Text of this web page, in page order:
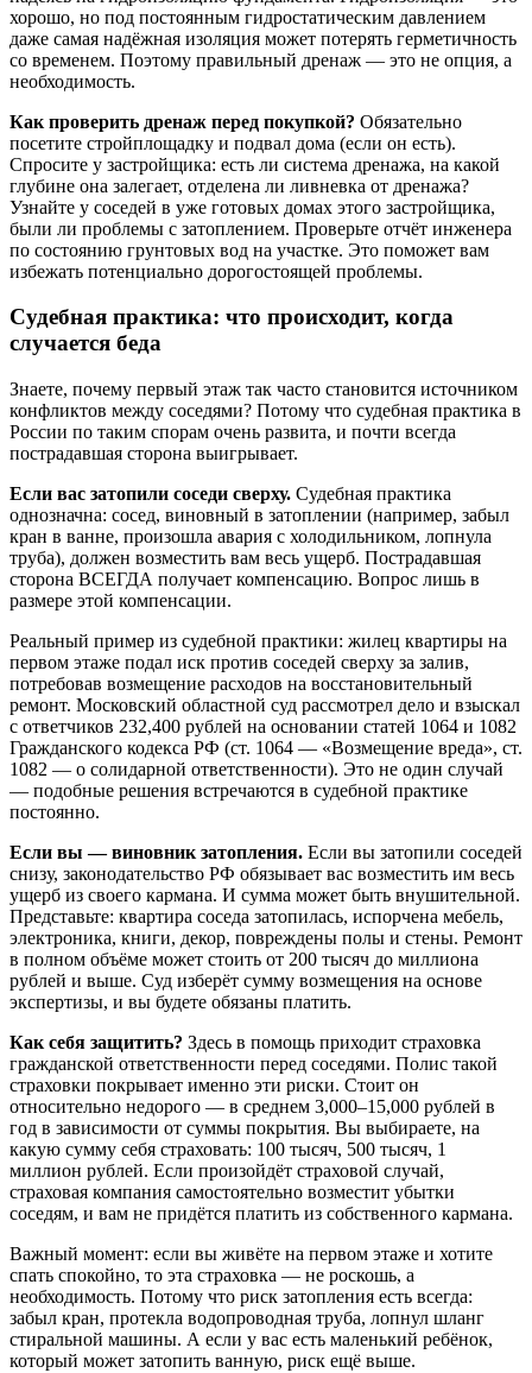
хорошо, но под постоянным гидростатическим давлением
даже самая надёжная изоляция может потерять герметичность
со временем. Поэтому правильный дренаж — это не опция, а
необходимость.
Как проверить дренаж перед покупкой? Обязательно
посетите стройплощадку и подвал дома (если он есть).
Спросите у застройщика: есть ли система дренажа, на какой
глубине она залегает, отделена ли ливневка от дренажа?
Узнайте у соседей в уже готовых домах этого застройщика,
были ли проблемы с затоплением. Проверьте отчёт инженера
по состоянию грунтовых вод на участке. Это поможет вам
избежать потенциально дорогостоящей проблемы.
Судебная практика: что происходит, когда
случается беда
Знаете, почему первый этаж так часто становится источником
конфликтов между соседями? Потому что судебная практика в
России по таким спорам очень развита, и почти всегда
пострадавшая сторона выигрывает.
Если вас затопили соседи сверху. Судебная практика
однозначна: сосед, виновный в затоплении (например, забыл
кран в ванне, произошла авария с холодильником, лопнула
труба), должен возместить вам весь ущерб. Пострадавшая
сторона ВСЕГДА получает компенсацию. Вопрос лишь в
размере этой компенсации.
Реальный пример из судебной практики: жилец квартиры на
первом этаже подал иск против соседей сверху за залив,
потребовав возмещение расходов на восстановительный
ремонт. Московский областной суд рассмотрел дело и взыскал
с ответчиков 232,400 рублей на основании статей 1064 и 1082
Гражданского кодекса РФ (ст. 1064 — «Возмещение вреда», ст.
1082 — о солидарной ответственности). Это не один случай
— подобные решения встречаются в судебной практике
постоянно.
Если вы — виновник затопления. Если вы затопили соседей
снизу, законодательство РФ обязывает вас возместить им весь
ущерб из своего кармана. И сумма может быть внушительной.
Представьте: квартира соседа затопилась, испорчена мебель,
электроника, книги, декор, повреждены полы и стены. Ремонт
в полном объёме может стоить от 200 тысяч до миллиона
рублей и выше. Суд изберёт сумму возмещения на основе
экспертизы, и вы будете обязаны платить.
Как себя защитить? Здесь в помощь приходит страховка
гражданской ответственности перед соседями. Полис такой
страховки покрывает именно эти риски. Стоит он
относительно недорого — в среднем 3,000–15,000 рублей в
год в зависимости от суммы покрытия. Вы выбираете, на
какую сумму себя страховать: 100 тысяч, 500 тысяч, 1
миллион рублей. Если произойдёт страховой случай,
страховая компания самостоятельно возместит убытки
соседям, и вам не придётся платить из собственного кармана.
Важный момент: если вы живёте на первом этаже и хотите
спать спокойно, то эта страховка — не роскошь, а
необходимость. Потому что риск затопления есть всегда:
забыл кран, протекла водопроводная труба, лопнул шланг
стиральной машины. А если у вас есть маленький ребёнок,
который может затопить ванную, риск ещё выше.